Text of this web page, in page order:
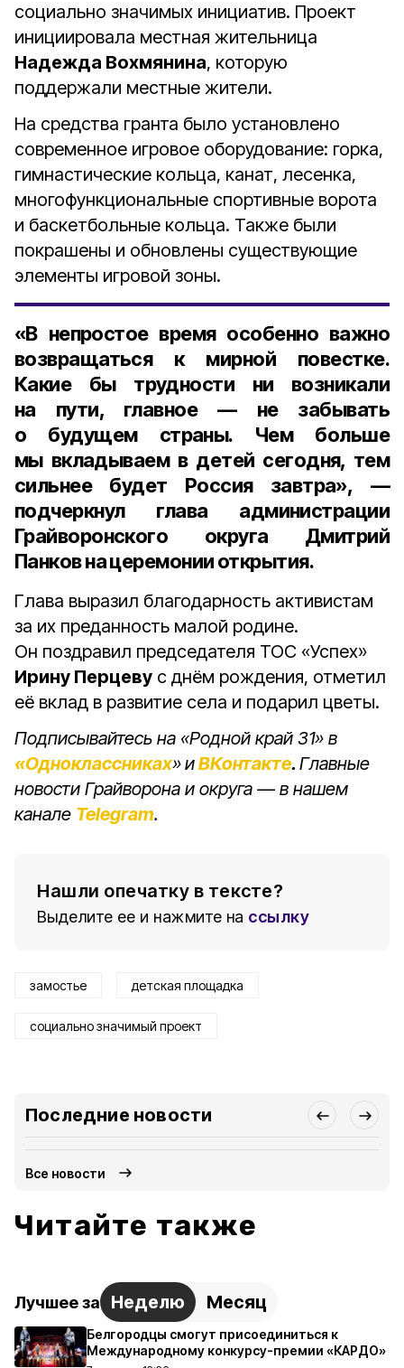
социально значимых инициатив. Проект
инициировала местная жительница
Надежда Вохмянина, которую
поддержали местные жители.
На средства гранта было установлено
современное игровое оборудование: горка,
гимнастические кольца, канат, лесенка,
многофункциональные спортивные ворота
и баскетбольные кольца. Также были
покрашены и обновлены существующие
элементы игровой зоны.
«В непростое время особенно важно
возвращаться к мирной повестке.
Какие бы трудности ни возникали
на пути, главное — не забывать
о будущем страны. Чем больше
мы вкладываем в детей сегодня, тем
сильнее будет Россия завтра», —
подчеркнул глава администрации
Грайворонского округа Дмитрий
Панков на церемонии открытия.
Глава выразил благодарность активистам
за их преданность малой родине.
Он поздравил председателя ТОС «Успех»
Ирину Перцеву с днём рождения, отметил
её вклад в развитие села и подарил цветы.
Подписывайтесь на «Родной край 31» в
«Одноклассниках»иВКонтакте. Главные
новости Грайворона и округа — в нашем
канале Telegram.
Нашли опечатку в тексте?
Выделите ее и нажмите на ссылку
замостье детская площадка
социально значимый проект
Последние новости
Все новости
Читайте также
Лучшее за Неделю Месяц
Белгородцы смогут присоединиться к
Международному конкурсу-премии «КАРДО»